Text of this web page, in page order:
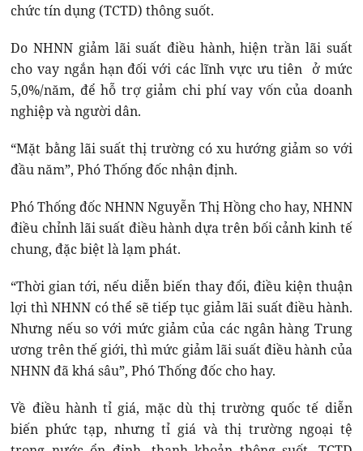
chức tín dụng (TCTD) thông suốt.
Do NHNN giảm lãi suất điều hành, hiện trần lãi suất
cho vay ngắn hạn đối với các lĩnh vực ưu tiên ở mức
5,0%/năm, để hỗ trợ giảm chi phí vay vốn của doanh
nghiệp và người dân.
“Mặt bằng lãi suất thị trường có xu hướng giảm so với
đầu năm”, Phó Thống đốc nhận định.
Phó Thống đốc NHNN Nguyễn Thị Hồng cho hay, NHNN
điều chỉnh lãi suất điều hành dựa trên bối cảnh kinh tế
chung, đặc biệt là lạm phát.
“Thời gian tới, nếu diễn biến thay đổi, điều kiện thuận
lợi thì NHNN có thể sẽ tiếp tục giảm lãi suất điều hành.
Nhưng nếu so với mức giảm của các ngân hàng Trung
ương trên thế giới, thì mức giảm lãi suất điều hành của
NHNN đã khá sâu”, Phó Thống đốc cho hay.
Về điều hành tỉ giá, mặc dù thị trường quốc tế diễn
biến phức tạp, nhưng tỉ giá và thị trường ngoại tệ